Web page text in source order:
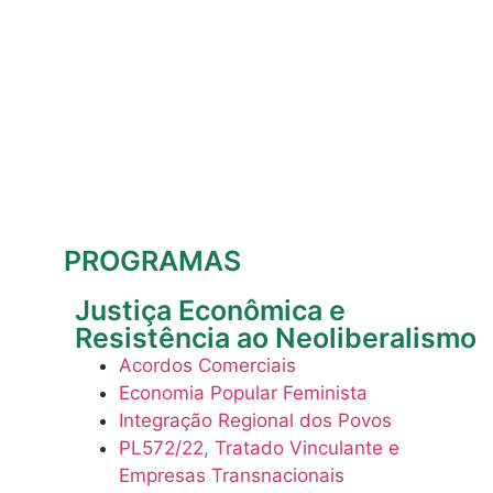
PROGRAMAS
Justiça Econômica e
Resistência ao Neoliberalismo
Acordos Comerciais
Economia Popular Feminista
Integração Regional dos Povos
PL572/22, Tratado Vinculante e
Empresas Transnacionais